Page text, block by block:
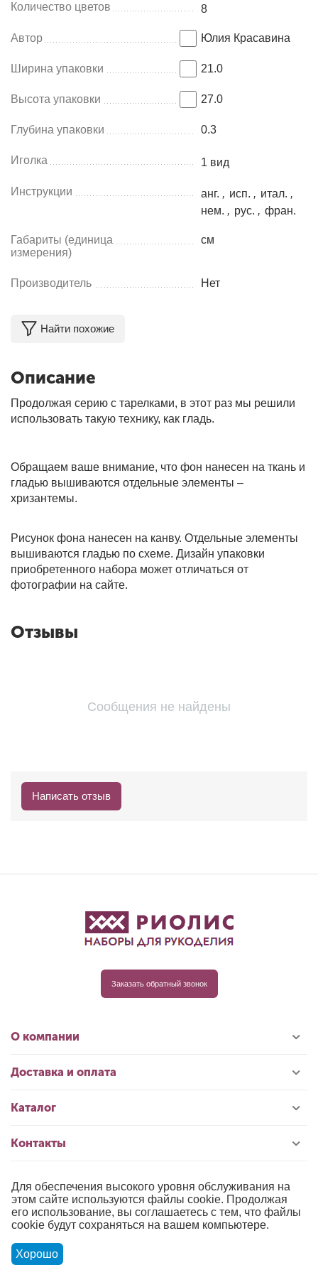
Количество цветов 8
Автор Юлия Красавина
Ширина упаковки 21.0
Высота упаковки 27.0
Глубина упаковки 0.3
Иголка 1 вид
Инструкции анг. , исп. , итал. ,
нем. , рус. , фран.
Габариты (единица
измерения)
см
Производитель Нет
Найти похожие
Описание
Продолжая серию с тарелками, в этот раз мы решили
использовать такую технику, как гладь.
Обращаем ваше внимание, что фон нанесен на ткань и
гладью вышиваются отдельные элементы –
хризантемы.
Рисунок фона нанесен на канву. Отдельные элементы
вышиваются гладью по схеме. Дизайн упаковки
приобретенного набора может отличаться от
фотографии на сайте.
Отзывы
Сообщения не найдены
Написать отзыв
Заказать обратный звонок
О компании
Доставка и оплата
Каталог
Контакты
© 1996-2026 «РИОЛИС»
Публичная оферта
Политика обработки персональных данных
Для обеспечения высокого уровня обслуживания на
этом сайте используются файлы cookie. Продолжая
его использование, вы соглашаетесь с тем, что файлы
cookie будут сохраняться на вашем компьютере.
Хорошо